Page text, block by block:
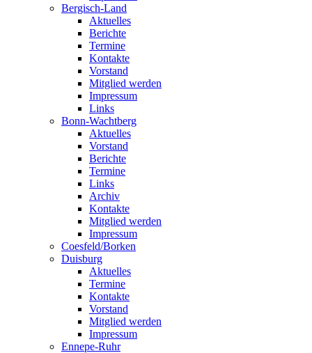
Bergisch-Land
Aktuelles
Berichte
Termine
Kontakte
Vorstand
Mitglied werden
Impressum
Links
Bonn-Wachtberg
Aktuelles
Vorstand
Berichte
Termine
Links
Archiv
Kontakte
Mitglied werden
Impressum
Coesfeld/Borken
Duisburg
Aktuelles
Termine
Kontakte
Vorstand
Mitglied werden
Impressum
Ennepe-Ruhr